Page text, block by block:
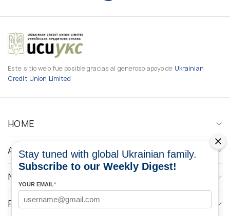
Este sitio web fue posible gracias al generoso apoyo de Ukrainian
Credit Union Limited
HOME
ABOUT
NEWS
PROGRAMS
Stay tuned with global Ukrainian family.
Subscribe to our Weekly Digest!
YOUR EMAIL*